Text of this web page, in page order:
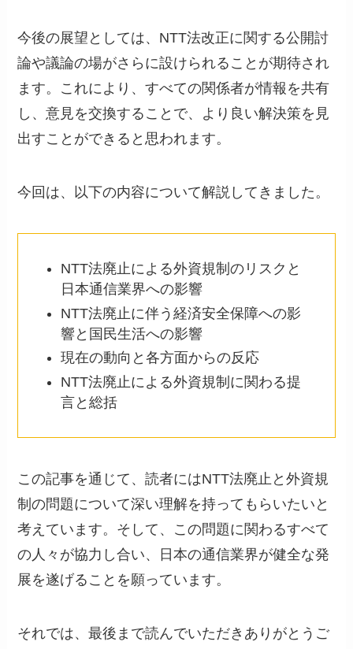
今後の展望としては、NTT法改正に関する公開討
論や議論の場がさらに設けられることが期待され
ます。これにより、すべての関係者が情報を共有
し、意見を交換することで、より良い解決策を見
出すことができると思われます。
今回は、以下の内容について解説してきました。
NTT法廃止による外資規制のリスクと
日本通信業界への影響
NTT法廃止に伴う経済安全保障への影
響と国民生活への影響
現在の動向と各方面からの反応
NTT法廃止による外資規制に関わる提
言と総括
この記事を通じて、読者にはNTT法廃止と外資規
制の問題について深い理解を持ってもらいたいと
考えています。そして、この問題に関わるすべて
の人々が協力し合い、日本の通信業界が健全な発
展を遂げることを願っています。
それでは、最後まで読んでいただきありがとうご